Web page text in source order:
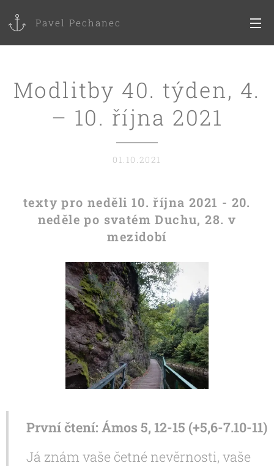
Pavel Pechanec
Modlitby 40. týden, 4.
– 10. října 2021
01.10.2021
texty pro neděli 10. října 2021 - 20.
neděle po svatém Duchu, 28. v
mezidobí
První čtení: Ámos 5, 12-15 (+5,6-7.10-11)
Já znám vaše četné nevěrnosti, vaše